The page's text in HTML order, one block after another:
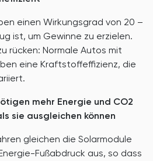
einen Wirkungsgrad von 20 –
ist, um Gewinne zu erzielen.
rücken: Normale Autos mit
eine Kraftstoffeffizienz, die
mehr Energie und CO2
sie ausgleichen können
gleichen die Solarmodule
Fußabdruck aus, so dass